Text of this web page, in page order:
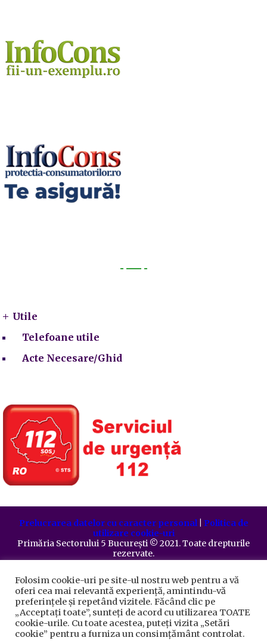
Utile
Telefoane utile
Acte Necesare/Ghid
Prelucrarea datelor cu caracter personal| Politica de
utilizare cookie-uri
Primăria Sectorului 5 București ©️ 2021. Toate drepturile
rezervate.
Folosim cookie-uri pe site-ul nostru web pentru a vă
oferi cea mai relevantă experiență, amintindu-vă
preferințele și repetând vizitele. Făcând clic pe
„Acceptați toate”, sunteți de acord cu utilizarea TOATE
cookie-urile. Cu toate acestea, puteți vizita „Setări
cookie” pentru a furniza un consimțământ controlat.